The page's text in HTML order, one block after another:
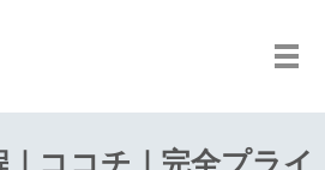
メ
ココチ｜完全プライ